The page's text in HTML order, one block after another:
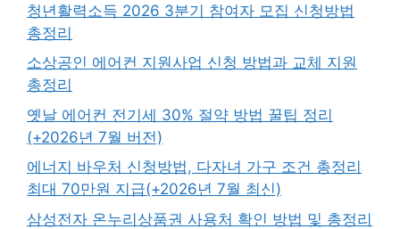
청년활력소득 2026 3분기 참여자 모집 신청방법
총정리
소상공인 에어컨 지원사업 신청 방법과 교체 지원
총정리
옛날 에어컨 전기세 30% 절약 방법 꿀팁 정리
(+2026년 7월 버전)
에너지 바우처 신청방법, 다자녀 가구 조건 총정리
최대 70만원 지급(+2026년 7월 최신)
삼성전자 온누리상품권 사용처 확인 방법 및 총정리